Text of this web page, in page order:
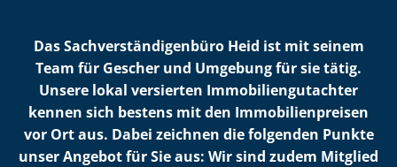
Das Sach­ver­stän­di­gen­bü­ro Heid ist mit seinem
Team für Gescher und Umgebung für sie tätig.
Unsere lokal versierten Im­mo­bi­li­en­gut­ach­ter
kennen sich bestens mit den Im­mo­bi­li­en­prei­sen
vor Ort aus. Dabei zeichnen die folgenden Punkte
unser Angebot für Sie aus: Wir sind zudem Mitglied